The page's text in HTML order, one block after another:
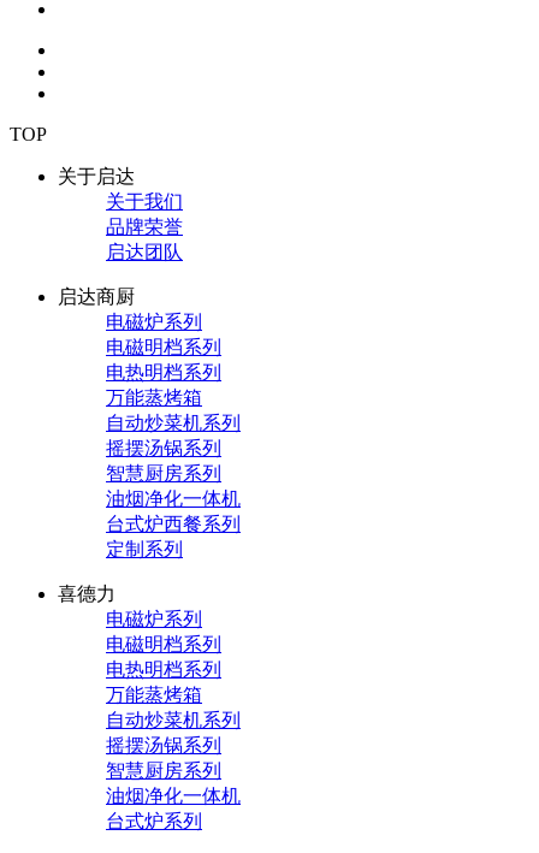
TOP
关于启达
关于我们
品牌荣誉
启达团队
启达商厨
电磁炉系列
电磁明档系列
电热明档系列
万能蒸烤箱
自动炒菜机系列
摇摆汤锅系列
智慧厨房系列
油烟净化一体机
台式炉西餐系列
定制系列
喜德力
电磁炉系列
电磁明档系列
电热明档系列
万能蒸烤箱
自动炒菜机系列
摇摆汤锅系列
智慧厨房系列
油烟净化一体机
台式炉系列